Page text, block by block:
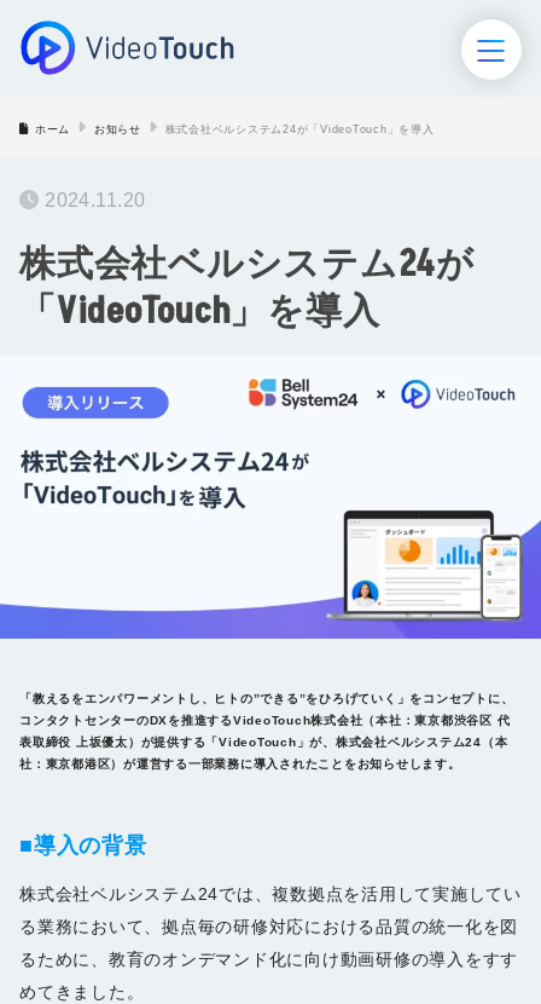
VideoTouch
AIロープレ
AIモニタリング
導入事例
お役立ち資料
資料をダウンロード
ホーム お知らせ 株式会社ベルシステム24が「VideoTouch」を導入
2024.11.20
株式会社ベルシステム24が
「VideoTouch」を導入
「教えるをエンパワーメントし、ヒトの”できる”をひろげていく」をコンセプトに、
コンタクトセンターのDXを推進するVideoTouch株式会社（本社：東京都渋谷区 代
表取締役 上坂優太）が提供する「VideoTouch」が、株式会社ベルシステム24（本
社：東京都港区）が運営する一部業務に導入されたことをお知らせします。
■導入の背景
株式会社ベルシステム24では、複数拠点を活用して実施してい
る業務において、拠点毎の研修対応における品質の統一化を図
るために、教育のオンデマンド化に向け動画研修の導入をすす
めてきました。